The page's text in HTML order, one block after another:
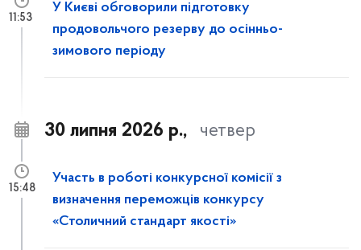
У Києві обговорили підготовку
продовольчого резерву до осінньо-
зимового періоду
11:53
30 липня 2026 р., четвер
Участь в роботі конкурсної комісії з
визначення переможців конкурсу
«Столичний стандарт якості»
15:48